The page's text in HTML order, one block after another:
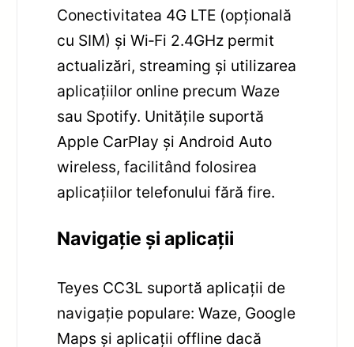
Conectivitatea 4G LTE (opțională
cu SIM) și Wi‑Fi 2.4GHz permit
actualizări, streaming și utilizarea
aplicațiilor online precum Waze
sau Spotify. Unitățile suportă
Apple CarPlay și Android Auto
wireless, facilitând folosirea
aplicațiilor telefonului fără fire.
Navigație și aplicații
Teyes CC3L suportă aplicații de
navigaţie populare: Waze, Google
Maps și aplicații offline dacă